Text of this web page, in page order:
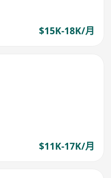
$15K-18K/月
$11K-17K/月